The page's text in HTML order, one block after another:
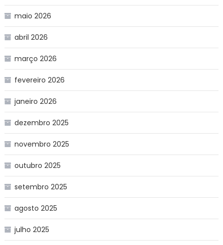
maio 2026
abril 2026
março 2026
fevereiro 2026
janeiro 2026
dezembro 2025
novembro 2025
outubro 2025
setembro 2025
agosto 2025
julho 2025